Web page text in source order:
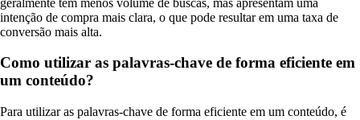
intenção de compra mais clara, o que pode resultar em uma taxa de
conversão mais alta.
Como utilizar as palavras-chave de forma eficiente em
um conteúdo?
Para utilizar as palavras-chave de forma eficiente em um conteúdo, é